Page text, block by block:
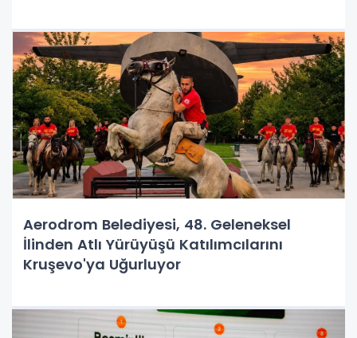
Aerodrom Belediyesi, 48. Geleneksel
İlinden Atlı Yürüyüşü Katılımcılarını
Kruşevo'ya Uğurluyor